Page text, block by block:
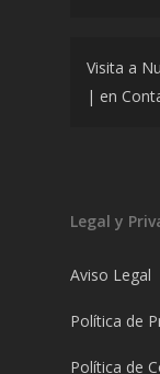
Visita a
| en
Legal y
Aviso Legal
Política de
Política de